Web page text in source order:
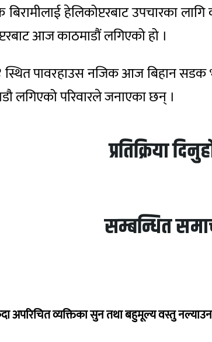
बिरामीलाई हेलिकोप्टरबाट उपचारका
आज काठमाडौं लगिएको हो ।
स्थित पावरहाउस नजिक आज बिहान
लगिएको परिवारले जनाएका छन् ।
प्रतिक्रिया
सम्बन्धित
अपरिचित व्यक्तिका सुन तथा बहुमूल्य वस्तु